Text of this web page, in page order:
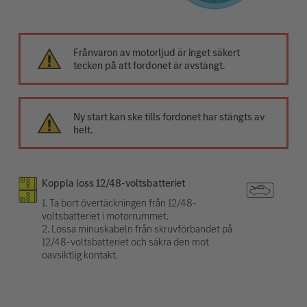
Frånvaron av motorljud är inget säkert
tecken på att fordonet är avstängt.
Ny start kan ske tills fordonet har stängts av
helt.
Koppla loss 12/48-voltsbatteriet
1. Ta bort övertäckningen från 12/48-
voltsbatteriet i motorrummet.
2. Lossa minuskabeln från skruvförbandet på
12/48-voltsbatteriet och säkra den mot
oavsiktlig kontakt.